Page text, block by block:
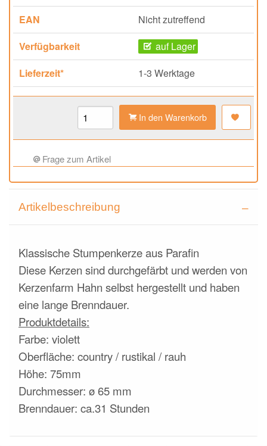
EAN
Nicht zutreffend
Verfügbarkeit
auf Lager
Lieferzeit*
1-3 Werktage
In den Warenkorb
Frage zum Artikel
Artikelbeschreibung
Klassische Stumpenkerze aus Parafin
Diese Kerzen sind durchgefärbt und werden von
Kerzenfarm Hahn selbst hergestellt und haben
eine lange Brenndauer.
Produktdetails:
Farbe: violett
Oberfläche: country / rustikal / rauh
Höhe: 75mm
Durchmesser: ø 65 mm
Brenndauer: ca.31 Stunden